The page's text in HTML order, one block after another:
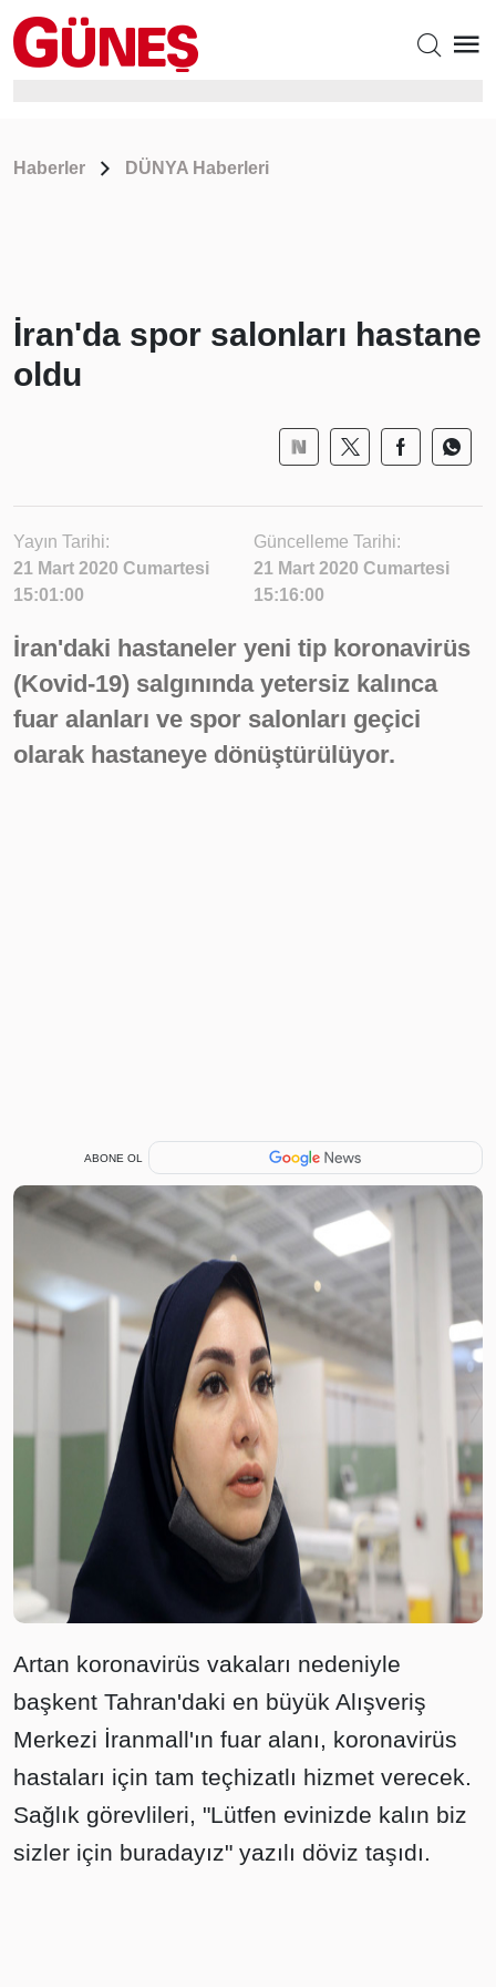
Haberler DÜNYA Haberleri
İran'da spor salonları hastane
oldu
Yayın Tarihi:
21 Mart 2020 Cumartesi
15:01:00
Güncelleme Tarihi:
21 Mart 2020 Cumartesi
15:16:00
İran'daki hastaneler yeni tip koronavirüs
(Kovid-19) salgınında yetersiz kalınca
fuar alanları ve spor salonları geçici
olarak hastaneye dönüştürülüyor.
ABONE OL
Artan koronavirüs vakaları nedeniyle
başkent Tahran'daki en büyük Alışveriş
Merkezi İranmall'ın fuar alanı, koronavirüs
hastaları için tam teçhizatlı hizmet verecek.
Sağlık görevlileri, "Lütfen evinizde kalın biz
sizler için buradayız" yazılı döviz taşıdı.